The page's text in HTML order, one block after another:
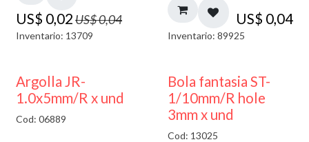
US$ 0,02US$0,04
Inventario: 13709
US$ 0,04
Inventario: 89925
Argolla JR-
1.0x5mm/R x und
Cod: 06889
Bola fantasia ST-
1/10mm/R hole
3mm x und
Cod: 13025